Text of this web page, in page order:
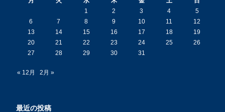
1
2 3 4
5
6
7 8 9 10 11
12
13
14 15 16 17 18
19
20
21 22 23 24 25
26
27
28 29 30 31
« 12月 2月 »
最近の投稿